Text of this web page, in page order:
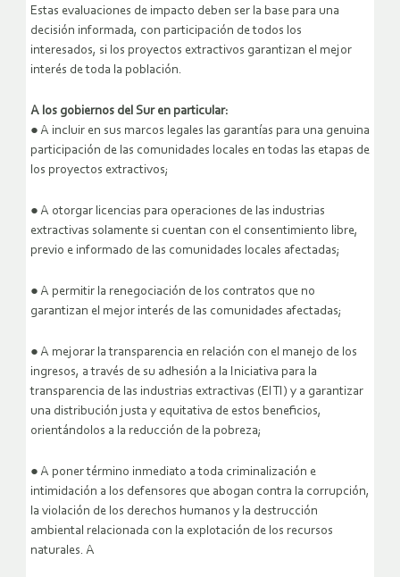
Estas evaluaciones de impacto deben ser la base para una
decisión informada, con participación de todos los
interesados, si los proyectos extractivos garantizan el mejor
interés de toda la población.
A los gobiernos del Sur en particular:
● A incluir en sus marcos legales las garantías para una genuina
participación de las comunidades locales en todas las etapas de
los proyectos extractivos;
● A otorgar licencias para operaciones de las industrias
extractivas solamente si cuentan con el consentimiento libre,
previo e informado de las comunidades locales afectadas;
● A permitir la renegociación de los contratos que no
garantizan el mejor interés de las comunidades afectadas;
● A mejorar la transparencia en relación con el manejo de los
ingresos, a través de su adhesión a la Iniciativa para la
transparencia de las industrias extractivas (EITI) y a garantizar
una distribución justa y equitativa de estos beneficios,
orientándolos a la reducción de la pobreza;
● A poner término inmediato a toda criminalización e
intimidación a los defensores que abogan contra la corrupción,
la violación de los derechos humanos y la destrucción
ambiental relacionada con la explotación de los recursos
naturales. A